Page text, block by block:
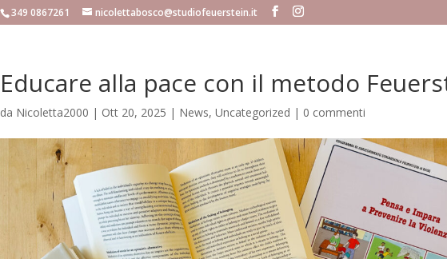
349 0867261 nicolettabosco@studiofeuerstein.it
Educare alla pace con il metodo
da Nicoletta2000 | Ott 20, 2025 | News, Uncategorized | 0 commenti